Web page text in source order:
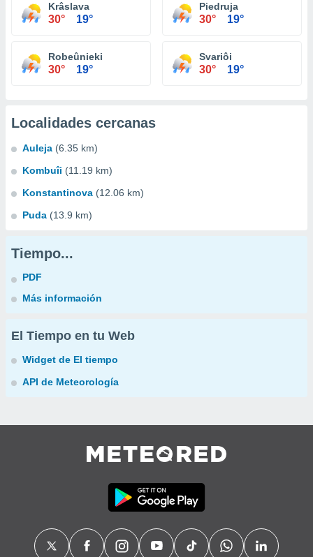
Krâslava
30° 19°
Piedruja
30° 19°
Robeûnieki
30° 19°
Svariôi
30° 19°
Localidades cercanas
Auleja (6.35 km)
Kombuîi (11.19 km)
Konstantinova (12.06 km)
Puda (13.9 km)
Tiempo...
PDF
Más información
El Tiempo en tu Web
Widget de El tiempo
API de Meteorología